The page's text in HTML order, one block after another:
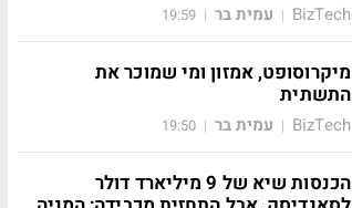
BizTech
| עמית בר |
19:59
מיקרוסופט, אמזון ומי שמוכר את
התשתית
BizTech
| עמית בר |
19:50
הכנסות שיא של 9 מיליארד דולר